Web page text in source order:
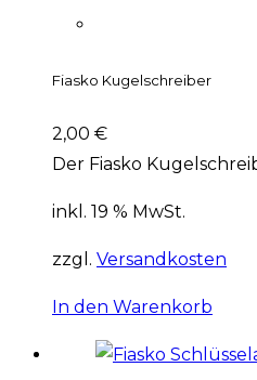
Fiasko Kugelschreiber
2,00 €
Der Fiasko
inkl. 19 % MwSt.
zzgl. Versandkosten
In den Warenkorb